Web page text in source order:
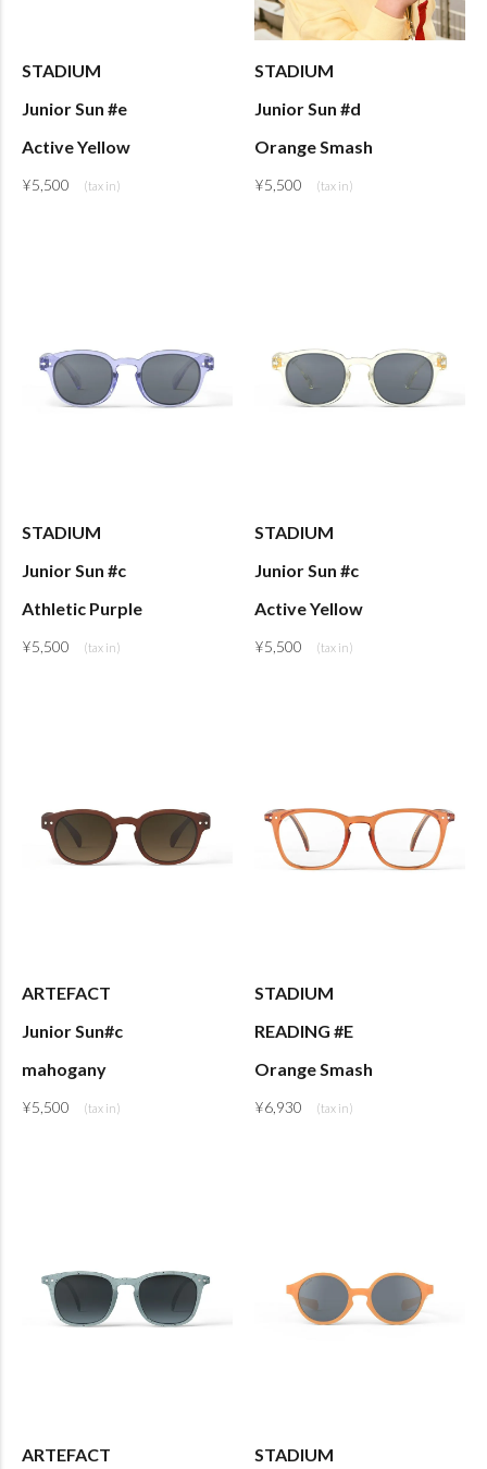
STADIUM
Junior Sun #e
Active Yellow
¥5,500
STADIUM
Junior Sun #d
Orange Smash
¥5,500
STADIUM
Junior Sun #c
Athletic Purple
¥5,500
STADIUM
Junior Sun #c
Active Yellow
¥5,500
ARTEFACT
Junior Sun#c
mahogany
¥5,500
STADIUM
READING #E
Orange Smash
¥6,930
ARTEFACT STADIUM